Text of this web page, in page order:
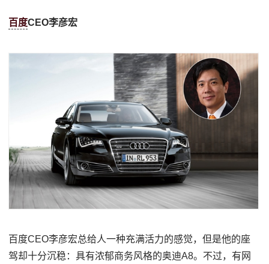
百度CEO李彦宏
百度CEO李彦宏总给人一种充满活力的感觉，但是他的座
驾却十分沉稳：具有浓郁商务风格的奥迪A8。不过，有网